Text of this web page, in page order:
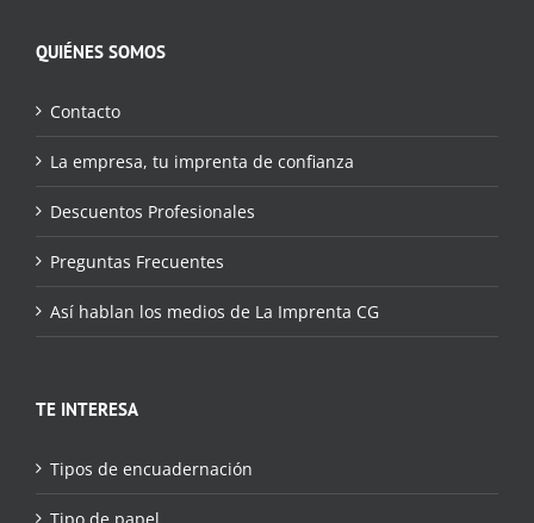
QUIÉNES SOMOS
Contacto
La empresa, tu imprenta de confianza
Descuentos Profesionales
Preguntas Frecuentes
Así hablan los medios de La Imprenta CG
TE INTERESA
Tipos de encuadernación
Tipo de papel